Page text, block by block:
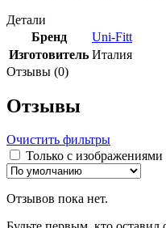
Детали
Бренд
Uni-Fitt
Изготовитель Италия
Отзывы (0)
Отзывы
Очистить фильтры
Только с изображениями
Отзывов пока нет.